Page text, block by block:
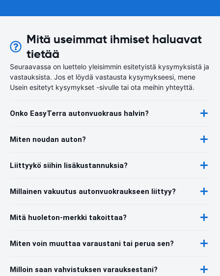
Mitä useimmat ihmiset haluavat
tietää
Seuraavassa on luettelo yleisimmin esitetyistä kysymyksistä ja
vastauksista. Jos et löydä vastausta kysymykseesi, mene
Usein esitetyt kysymykset -sivulle tai ota meihin yhteyttä.
Onko EasyTerra autonvuokraus halvin?
Miten noudan auton?
Liittyykö siihin lisäkustannuksia?
Millainen vakuutus autonvuokraukseen liittyy?
Mitä huoleton-merkki takoittaa?
Miten voin muuttaa varaustani tai perua sen?
Milloin saan vahvistuksen varauksestani?